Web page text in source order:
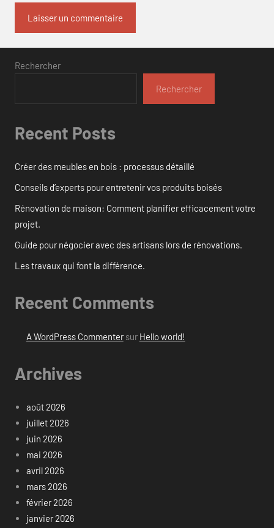
Rechercher
Rechercher
Recent Posts
Créer des meubles en bois : processus détaillé
Conseils d’experts pour entretenir vos produits boisés
Rénovation de maison: Comment planifier efficacement votre
projet.
Guide pour négocier avec des artisans lors de rénovations.
Les travaux qui font la différence.
Recent Comments
A WordPress Commentersur Hello world!
Archives
août 2026
juillet 2026
juin 2026
mai 2026
avril 2026
mars 2026
février 2026
janvier 2026